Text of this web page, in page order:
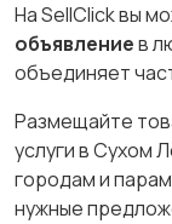
На SellClick вы
объявлениев
объединяет
Размещайте
услуги в Сухом
городам и
нужные